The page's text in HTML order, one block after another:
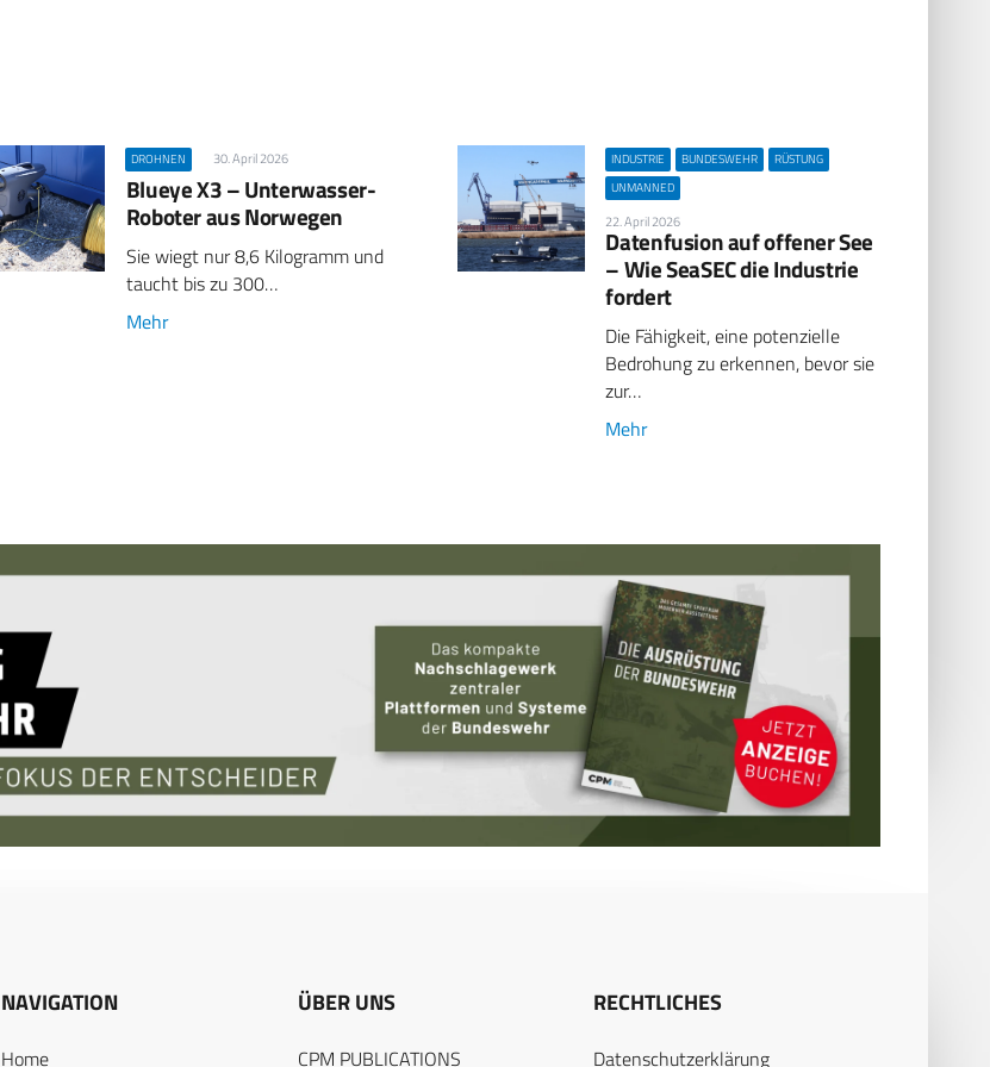
DROHNEN 30. April 2026
Blueye X3 – Unterwasser-
Roboter aus Norwegen
Sie wiegt nur 8,6 Kilogramm und
taucht bis zu 300…
Mehr
INDUSTRIE BUNDESWEHR
RÜSTUNG
UNMANNED
22. April 2026
Datenfusion auf offener See
– Wie SeaSEC die Industrie
fordert
Die Fähigkeit, eine potenzielle
Bedrohung zu erkennen, bevor sie
zur…
Mehr
NAVIGATION
Home
ÜBER UNS
CPM PUBLICATIONS
RECHTLICHES
Datenschutzerklärung